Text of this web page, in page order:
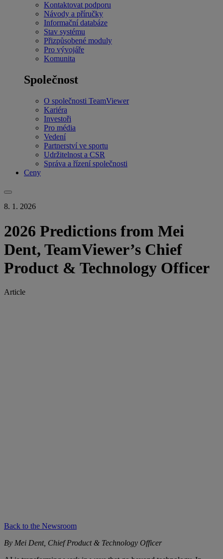
Kontaktovat podporu
Návody a příručky
Informační databáze
Stav systému
Přizpůsobené moduly
Pro vývojáře
Komunita
Společnost
O společnosti TeamViewer
Kariéra
Investoři
Pro média
Vedení
Partnerství ve sportu
Udržitelnost a CSR
Správa a řízení společnosti
Ceny
8. 1. 2026
2026 Predictions from Mei
Dent, TeamViewer’s Chief
Product & Technology Officer
Article
Back to the Newsroom
By Mei Dent, Chief Product & Technology Officer